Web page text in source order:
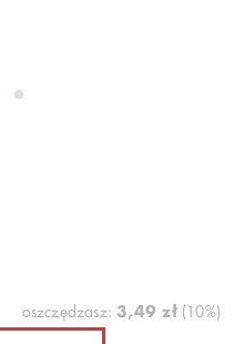
oszczędzasz:3,49 zł(10%)